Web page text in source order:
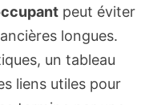
peut éviter
longues.
un tableau
liens utiles pour